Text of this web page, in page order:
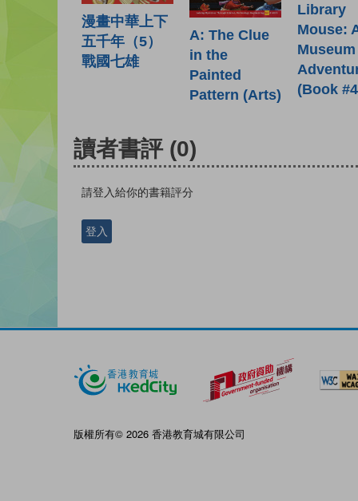
漫畫中華上下
五千年（5）
戰國七雄
A: The Clue
in the
Painted
Pattern (Arts)
Library
Mouse:
Museum
(Book
讀者書評 (0)
請登入給你的書籍評分
登入
版權所有© 2026 香港教育城有限公司